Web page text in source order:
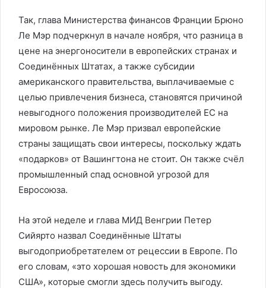
Так, глава Министерства финансов Франции Брюно
Ле Мэр подчеркнул в начале ноября, что разница в
цене на энергоносители в европейских странах и
Соединённых Штатах, а также субсидии
американского правительства, выплачиваемые с
целью привлечения бизнеса, становятся причиной
невыгодного положения производителей ЕС на
мировом рынке. Ле Мэр призвал европейские
страны защищать свои интересы, поскольку ждать
«подарков» от Вашингтона не стоит. Он также счёл
промышленный спад основной угрозой для
Евросоюза.
На этой неделе и глава МИД Венгрии Петер
Сийярто назвал Соединённые Штаты
выгодоприобретателем от рецессии в Европе. По
его словам, «это хорошая новость для экономики
США», которые смогли здесь получить выгоду.